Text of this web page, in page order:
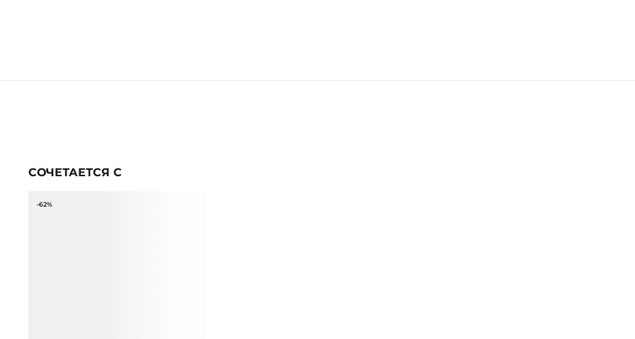
СОЧЕТАЕТСЯ С
-62%